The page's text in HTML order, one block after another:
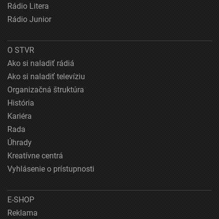
Meranie výkonnosti reklamy
Meranie výkonnosti obsahu
Pochopiť cieľové skupiny na základe štatistík
alebo spájania údajov z rôznych zdrojov
Vývoj a zlepšovanie služieb
Použitie obmedzených údajov na výber obsahu
Špeciálne funkcie IAB:
Používanie presných údajov o geografickej
Identifikácia zariadení na základe aktívne
vyžiadaných informácií
Rádio Litera
Rádio Junior
O STVR
Ako si naladiť rádiá
Ako si naladiť televíziu
Organizačná štruktúra
História
Kariéra
Rada
Úhrady
Kreatívne centrá
Vyhlásenie o prístupnosti
E-SHOP
Reklama